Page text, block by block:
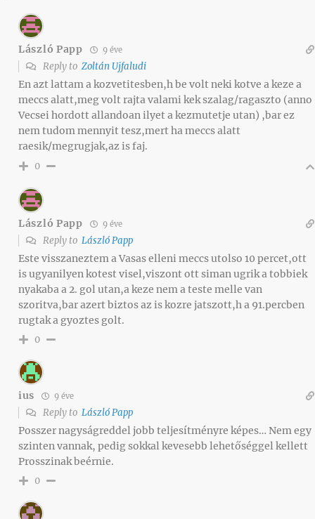
László Papp 9 éve
Reply to Zoltán Ujfaludi
En azt lattam a kozvetitesben,h be volt neki kotve a keze a
meccs alatt,meg volt rajta valami kek szalag/ragaszto (anno
Vecsei hordott allandoan ilyet a kezmutetje utan) ,bar ez
nem tudom mennyit tesz,mert ha meccs alatt
raesik/megrugjak,az is faj.
0
László Papp 9 éve
Reply to László Papp
Este visszaneztem a Vasas elleni meccs utolso 10 percet,ott
is ugyanilyen kotest visel,viszont ott siman ugrik a tobbiek
nyakaba a 2. gol utan,a keze nem a teste melle van
szoritva,bar azert biztos az is kozre jatszott,h a 91.percben
rugtak a gyoztes golt.
0
ius 9 éve
Reply to László Papp
Posszer nagyságreddel jobb teljesítményre képes… Nem egy
szinten vannak, pedig sokkal kevesebb lehetőséggel kellett
Prosszinak beérnie.
0